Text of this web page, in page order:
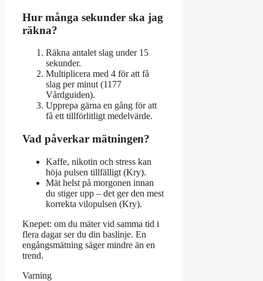
Hur många sekunder ska jag
räkna?
Räkna antalet slag under 15
sekunder.
Multiplicera med 4 för att få
slag per minut (1177
Vårdguiden).
Upprepa gärna en gång för att
få ett tillförlitligt medelvärde.
Vad påverkar mätningen?
Kaffe, nikotin och stress kan
höja pulsen tillfälligt (Kry).
Mät helst på morgonen innan
du stiger upp – det ger den mest
korrekta vilopulsen (Kry).
Knepet: om du mäter vid samma tid i
flera dagar ser du din baslinje. En
engångsmätning säger mindre än en
trend.
Varning